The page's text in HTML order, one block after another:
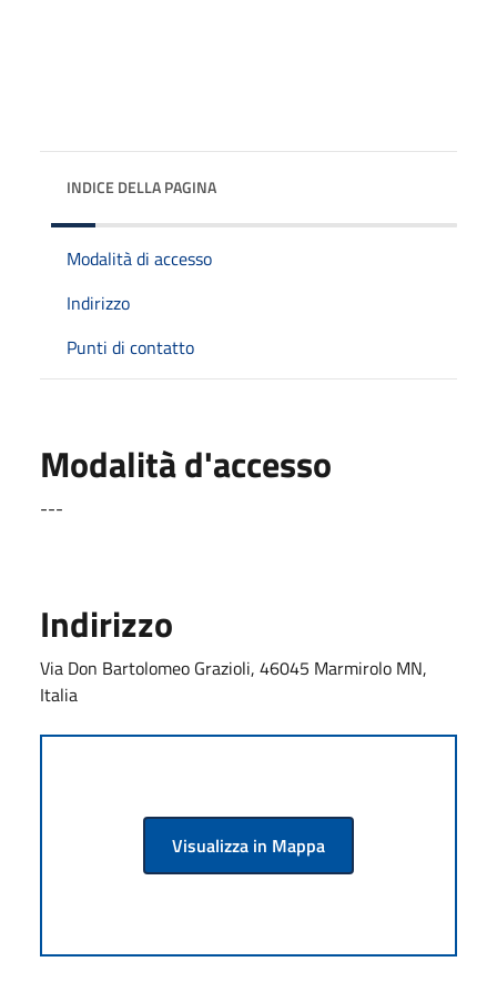
INDICE DELLA PAGINA
Modalità di accesso
Indirizzo
Punti di contatto
Modalità d'accesso
---
Indirizzo
Via Don Bartolomeo Grazioli, 46045 Marmirolo MN,
Italia
Visualizza in Mappa